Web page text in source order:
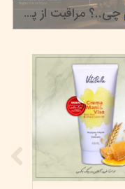
بعد از سولاریوم چی..؟ مراقبت از پوست برنزه